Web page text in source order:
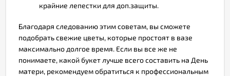
крайние лепестки для доп.защиты.
Благодаря следованию этим советам, вы сможете
подобрать свежие цветы, которые простоят в вазе
максимально долгое время. Если вы все же не
понимаете, какой букет лучше всего составить на День
матери, рекомендуем обратиться к профессиональным